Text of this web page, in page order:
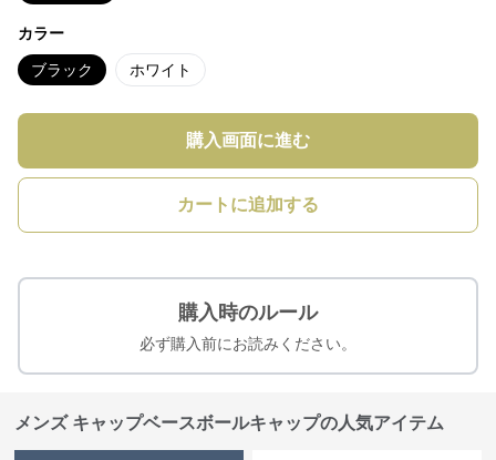
カラー
ブラック ホワイト
購入画面に進む
カートに追加する
購入時のルール
必ず購入前にお読みください。
メンズ キャップベースボールキャップの人気アイテム